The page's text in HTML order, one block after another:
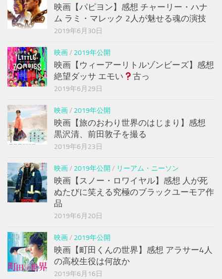
映画【パピヨン】感想 チャーリー・ハナ
ム ラミ・マレック 2人が魅せる魂の演技
2019年6月30日
映画/ 2019年公開
映画【ウィーアーリトルゾンビーズ】感想
絶望ダッサ エモい
古っ
2019年6月29日
映画/ 2019年公開
映画【旅のおわり世界のはじまり】感想
黒沢清、前田敦子を撮る
2019年6月23日
映画/ 2019年公開 / リーアム・ニーソン
映画【スノー・ロワイヤル】感想 人が死
ぬたびに笑える究極のブラックユーモア作
品
2019年6月20日
映画/ 2019年公開
映画【町田くんの世界】感想 アラサー4人
の高校生役は何故か
2019年6月16日